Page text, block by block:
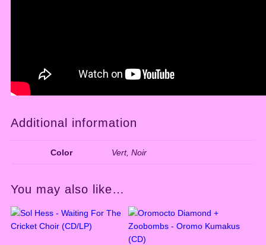
Additional information
Color Vert, Noir
You may also like…